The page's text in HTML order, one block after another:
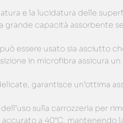
e la lucidatura delle
capacità assorbente
essere usato sia asciutto
in microfibra assicura
garantisce un’ottima
sulla carrozzeria per
a 40°C,